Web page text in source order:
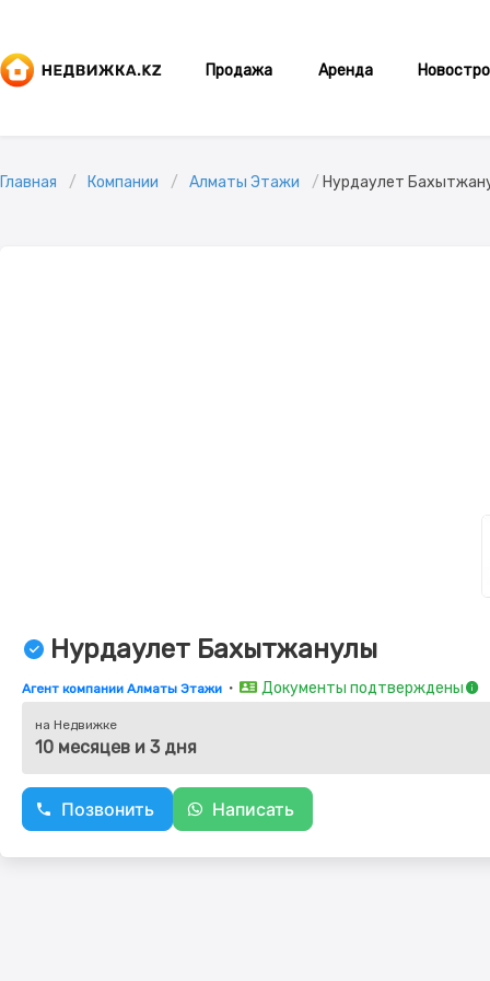
Продажа Аренда
Главная Компании Алматы Этажи Нурдаулет
Нурдаулет Бахытжанулы
Агент компании Алматы Этажи ・ Документы подтверждены
на Недвижке
10 месяцев и 3 дня
Позвонить Написать